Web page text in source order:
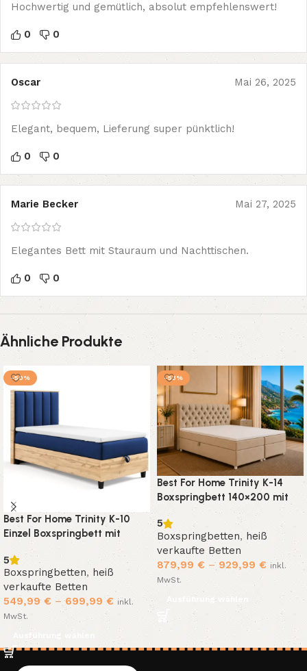
Hochwertig und gemütlich, absolut empfehlenswert!
0 0
Oscar Mai 26, 2025
Elegant, bequem, Lieferung super pünktlich!
0 0
Marie Becker Mai 27, 2025
Elegantes Bett mit Stauraum und Nachttischen.
0 0
Ähnliche Produkte
-50%
Best For Home Trinity K-10
Einzel Boxspringbett mit
Bettkasten, Matratze, Topper
& Polsterkopfteil
5
Boxspringbetten, heiß
verkaufte Betten
549,99 € –699,99 € inkl.
MwSt.
Ausführung wählen
-53%
Best For Home Trinity K-14
Boxspringbett 140×200 mit
Bettkasten,
Bonellfederkernmatratze H3,
Topper
5
Boxspringbetten, heiß
verkaufte Betten
879,99 € – 929,99 € inkl.
MwSt.
Ausführung wählen